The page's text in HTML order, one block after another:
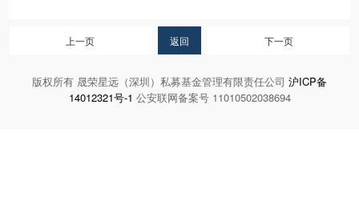
上一页 返回 下一页
版权所有 晟荣星远（深圳）私募基金管理有限责任公司 沪ICP备
14012321号-1 公安联网备案号 11010502038694